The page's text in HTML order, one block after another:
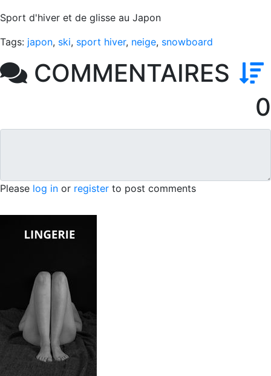
Sport d'hiver et de glisse au Japon
Tags: japon, ski, sport hiver, neige, snowboard
COMMENTAIRES
0
Please log in or register to post comments